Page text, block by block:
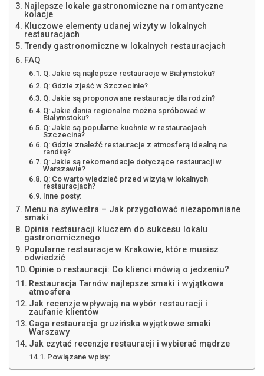
Najlepsze lokale gastronomiczne na romantyczne
kolacje
Kluczowe elementy udanej wizyty w lokalnych
restauracjach
Trendy gastronomiczne w lokalnych restauracjach
FAQ
Q: Jakie są najlepsze restauracje w Białymstoku?
Q: Gdzie zjeść w Szczecinie?
Q: Jakie są proponowane restauracje dla rodzin?
Q: Jakie dania regionalne można spróbować w
Białymstoku?
Q: Jakie są popularne kuchnie w restauracjach
Szczecina?
Q: Gdzie znaleźć restauracje z atmosferą idealną na
randkę?
Q: Jakie są rekomendacje dotyczące restauracji w
Warszawie?
Q: Co warto wiedzieć przed wizytą w lokalnych
restauracjach?
Inne posty:
Menu na sylwestra – Jak przygotować niezapomniane
smaki
Opinia restauracji kluczem do sukcesu lokalu
gastronomicznego
Popularne restauracje w Krakowie, które musisz
odwiedzić
Opinie o restauracji: Co klienci mówią o jedzeniu?
Restauracja Tarnów najlepsze smaki i wyjątkowa
atmosfera
Jak recenzje wpływają na wybór restauracji i
zaufanie klientów
Gaga restauracja gruzińska wyjątkowe smaki
Warszawy
Jak czytać recenzje restauracji i wybierać mądrze
Powiązane wpisy: